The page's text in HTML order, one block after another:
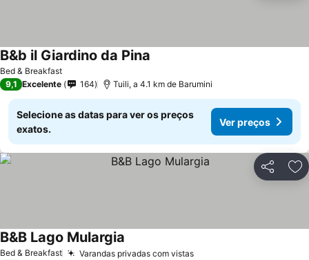
Bed & Breakfast
B&b il Giardino da Pina
9,1 Excelente 164 Tuili, a 4.1 km de Barumini
Selecione as datas para ver os preços
exatos.
Ver preços
Partilhar
Bed & Breakfast Varandas privadas com vistas
B&B Lago Mulargia